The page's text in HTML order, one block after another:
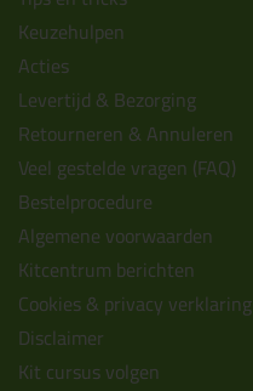
Keuzehulpen
Acties
Levertijd & Bezorging
Retourneren & Annuleren
Veel gestelde vragen (FAQ)
Bestelprocedure
Algemene voorwaarden
Kitcentrum berichten
Cookies & privacy verklaring
Disclaimer
Kit cursus volgen